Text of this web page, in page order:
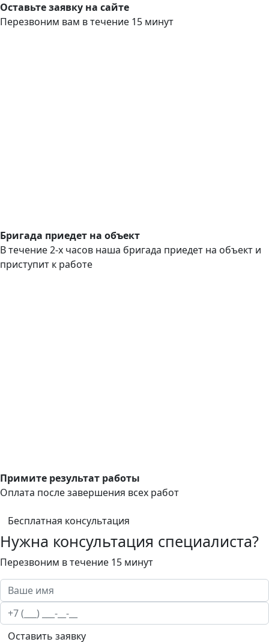
Оставьте заявку на сайте
Перезвоним вам в течение 15 минут
Бригада приедет на объект
В течение 2-х часов наша бригада приедет на объект и
приступит к работе
Примите результат работы
Оплата после завершения всех работ
Бесплатная консультация
Нужна консультация специалиста?
Перезвоним в течение 15 минут
Оставить заявку